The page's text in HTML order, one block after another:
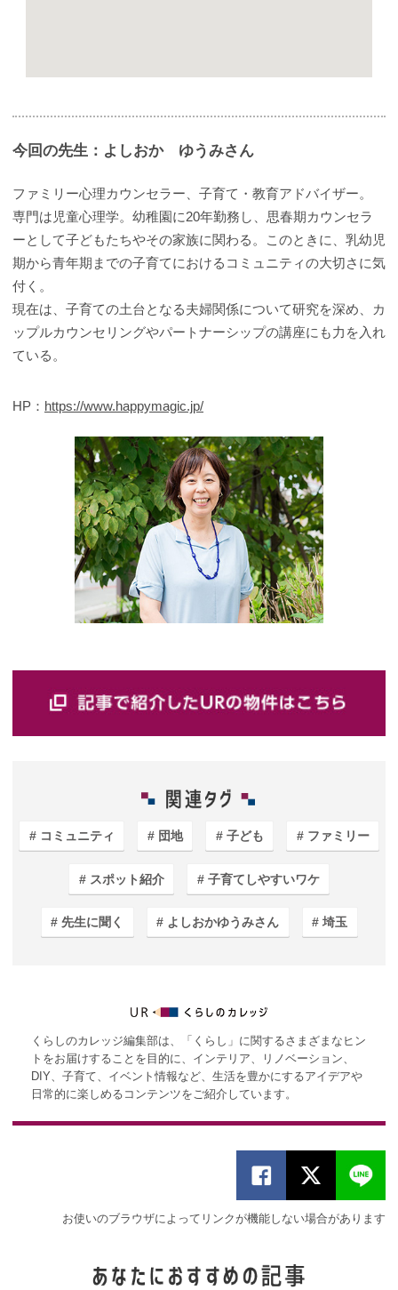
今回の先生：よしおか ゆうみさん
ファミリー心理カウンセラー、子育て・教育アドバイザー。
専門は児童心理学。幼稚園に20年勤務し、思春期カウンセラ
ーとして子どもたちやその家族に関わる。このときに、乳幼児
期から青年期までの子育てにおけるコミュニティの大切さに気
付く。
現在は、子育ての土台となる夫婦関係について研究を深め、カ
ップルカウンセリングやパートナーシップの講座にも力を入れ
ている。
HP： https://www.happymagic.jp/
コミュニティ 団地 子ども ファミリー
スポット紹介 子育てしやすいワケ
先生に聞く よしおかゆうみさん 埼玉
くらしのカレッジ編集部は、「くらし」に関するさまざまなヒン
トをお届けすることを目的に、インテリア、リノベーション、
DIY、子育て、イベント情報など、生活を豊かにするアイデアや
日常的に楽しめるコンテンツをご紹介しています。
お使いのブラウザによってリンクが機能しない場合があります